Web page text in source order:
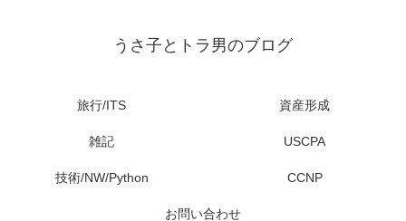
うさ子とトラ男のブログ
旅行/ITS 資産形成
雑記 USCPA
技術/NW/Python CCNP
お問い合わせ